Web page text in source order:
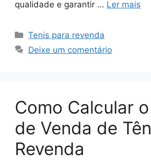
qualidade e garantir … Ler mais
Categorias
Tenis para revenda
Deixe um comentário
Como Calcular
de Venda de
Revenda